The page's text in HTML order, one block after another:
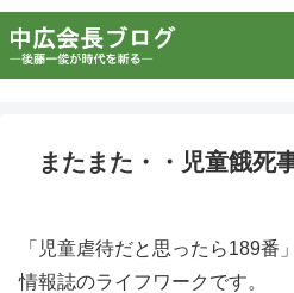
またまた・・児童餓死
「児童虐待だと思ったら189番
情報誌のライフワークです。